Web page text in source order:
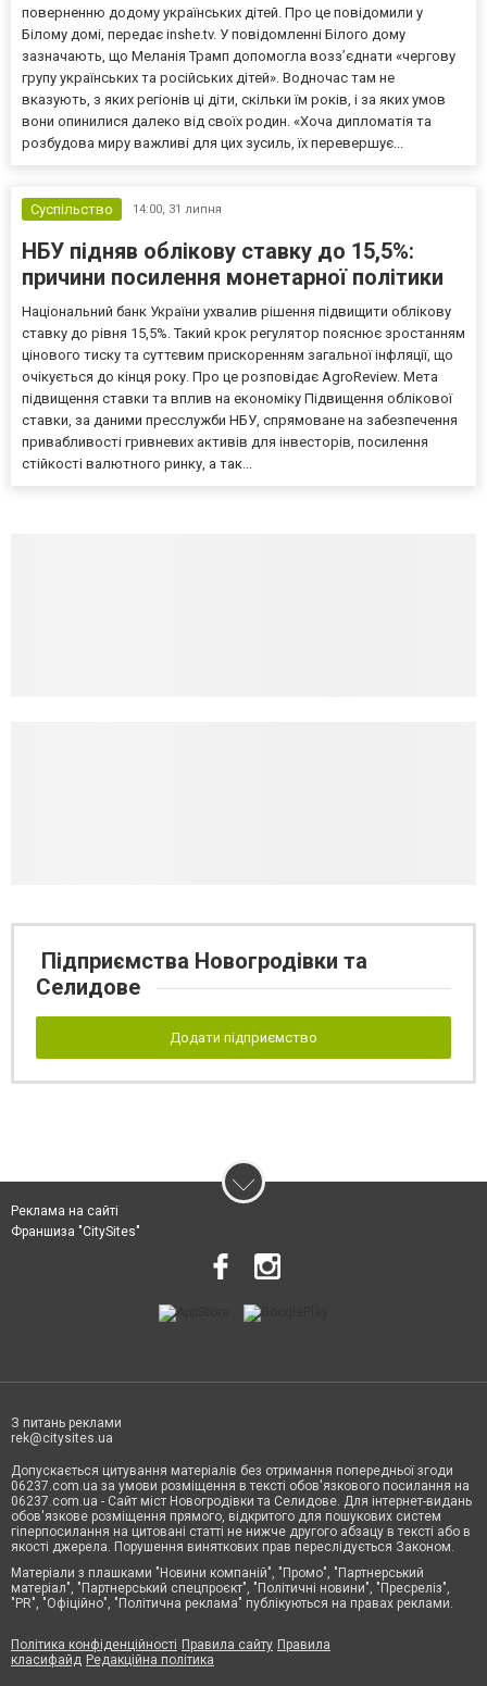
поверненню додому українських дітей. Про це повідомили у
Білому домі, передає inshe.tv. У повідомленні Білого дому
зазначають, що Меланія Трамп допомогла возз’єднати «чергову
групу українських та російських дітей». Водночас там не
вказують, з яких регіонів ці діти, скільки їм років, і за яких умов
вони опинилися далеко від своїх родин. «Хоча дипломатія та
розбудова миру важливі для цих зусиль, їх перевершує...
Суспільство 14:00, 31 липня
НБУ підняв облікову ставку до 15,5%:
причини посилення монетарної політики
Національний банк України ухвалив рішення підвищити облікову
ставку до рівня 15,5%. Такий крок регулятор пояснює зростанням
цінового тиску та суттєвим прискоренням загальної інфляції, що
очікується до кінця року. Про це розповідає AgroReview. Мета
підвищення ставки та вплив на економіку Підвищення облікової
ставки, за даними пресслужби НБУ, спрямоване на забезпечення
привабливості гривневих активів для інвесторів, посилення
стійкості валютного ринку, а так...
Підприємства Новогродівки та
Селидове
Додати підприємство
Реклама на сайті
Франшиза "CitySites"
З питань реклами
rek@citysites.ua
Допускається цитування матеріалів без отримання попередньої згоди
06237.com.ua за умови розміщення в тексті обов'язкового посилання на
06237.com.ua - Сайт міст Новогродівки та Селидове. Для інтернет-видань
обов'язкове розміщення прямого, відкритого для пошукових систем
гіперпосилання на цитовані статті не нижче другого абзацу в тексті або в
якості джерела. Порушення виняткових прав переслідується Законом.
Матеріали з плашками "Новини компаній", "Промо", "Партнерський
матеріал", "Партнерський спецпроєкт", "Політичні новини", "Пресреліз",
"PR", "Офіційно", "Політична реклама" публікуються на правах реклами.
Політика конфіденційності Правила сайту Правила
класифайд Редакційна політика